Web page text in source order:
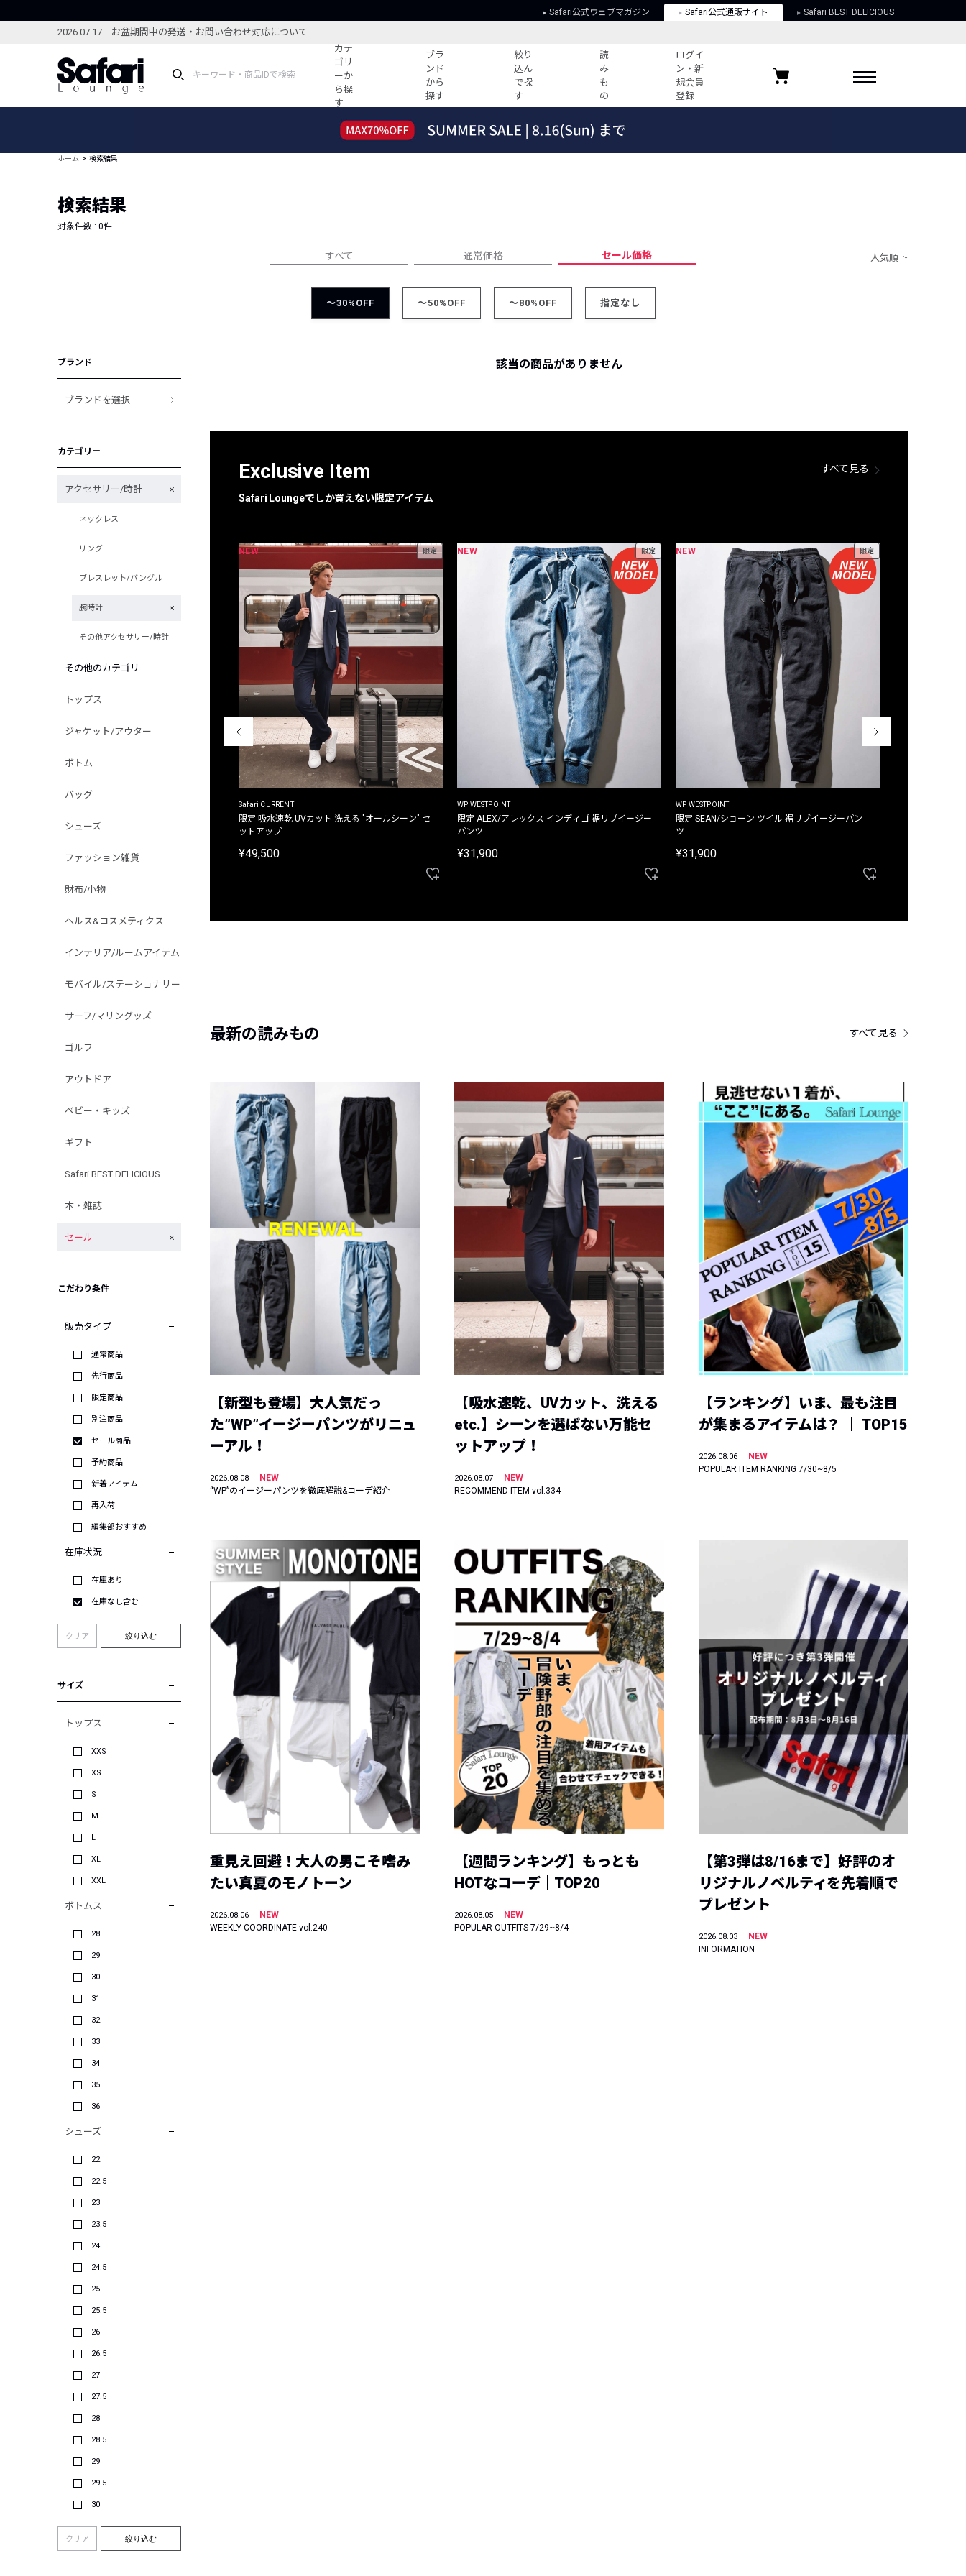
Safari公式ウェブマガジン Safari公式通販サイト Safari BEST DELICIOUS
2026.07.17 お盆期間中の発送・お問い合わせ対応について
カテ
ゴリ
ーか
ら探
す
ブラ
ンド
から
探す
絞り
込ん
で探
す
読
み
も
の
ログイ
ン・新
規会員
登録
ブランドから探す
新着アイテム
編集部のおすすめアイテム
すべての記事
人気記事ランキング
ウィークリーコーデ
プライバシーポリシー
お気に入りブランド
ホーム 検索結果
検索結果
対象件数 : 0件
すべて 通常価格 セール価格 人気順
～30%OFF ～50%OFF ～80%OFF 指定なし
ブランド
ブランドを選択
カテゴリー
アクセサリー/時計
ネックレス
リング
ブレスレット/バングル
腕時計
その他アクセサリー/時計
その他のカテゴリ
トップス
ジャケット/アウター
ボトム
バッグ
シューズ
ファッション雑貨
財布/小物
ヘルス&コスメティクス
インテリア/ルームアイテム
モバイル/ステーショナリー
サーフ/マリングッズ
ゴルフ
アウトドア
ベビー・キッズ
ギフト
Safari BEST DELICIOUS
本・雑誌
セール
こだわり条件
販売タイプ
通常商品
先行商品
限定商品
別注商品
セール商品
予約商品
新着アイテム
再入荷
編集部おすすめ
在庫状況
在庫あり
在庫なし含む
クリア 絞り込む
サイズ
トップス
XXS
XS
S
M
L
XL
XXL
ボトムス
28
29
30
31
32
33
34
35
36
シューズ
22
22.5
23
23.5
24
24.5
25
25.5
26
26.5
27
27.5
28
28.5
29
29.5
30
クリア 絞り込む
該当の商品がありません
Exclusive Item
Safari Loungeでしか買えない限定アイテム
すべて見る
NEW 限定
Safari CURRENT
限定 吸水速乾 UVカット 洗える "オールシーン" セ
ットアップ
¥49,500
NEW 限定
WP WESTPOINT
限定 ALEX/アレックス インディゴ 裾リブイージー
パンツ
¥31,900
NEW 限定
WP WESTPOINT
限定 SEAN/ショーン ツイル 裾リブイージーパン
ツ
¥31,900
最新の読みもの すべて見る
【新型も登場】大人気だっ
た”WP”イージーパンツがリニュ
ーアル！
2026.08.08
NEW
“WP”のイージーパンツを徹底解説&コーデ紹介
【吸水速乾、UVカット、洗える
etc.】シーンを選ばない万能セ
ットアップ！
2026.08.07
NEW
RECOMMEND ITEM vol.334
【ランキング】いま、最も注目
が集まるアイテムは？ ｜ TOP15
2026.08.06
NEW
POPULAR ITEM RANKING 7/30~8/5
重見え回避！大人の男こそ嗜み
たい真夏のモノトーン
2026.08.06
NEW
WEEKLY COORDINATE vol.240
【週間ランキング】もっとも
HOTなコーデ｜TOP20
2026.08.05
NEW
POPULAR OUTFITS 7/29~8/4
【第3弾は8/16まで】好評のオ
リジナルノベルティを先着順で
プレゼント
2026.08.03
NEW
INFORMATION